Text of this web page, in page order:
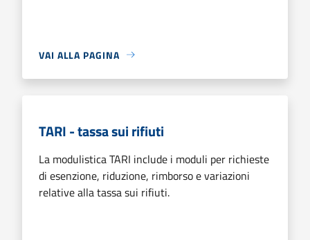
VAI ALLA PAGINA
TARI - tassa sui rifiuti
La modulistica TARI include i moduli per richieste
di esenzione, riduzione, rimborso e variazioni
relative alla tassa sui rifiuti.